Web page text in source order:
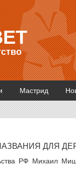
Мастрид
ДЛЯ
РФ Михаил